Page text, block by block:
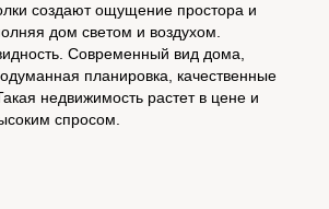
создают ощущение простора и
дом светом и воздухом.
Современный вид дома,
планировка, качественные
недвижимость растет в цене и
спросом.